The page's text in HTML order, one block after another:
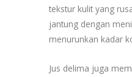
tekstur kulit yang
jantung dengan
menurunkan kadar
Jus delima juga